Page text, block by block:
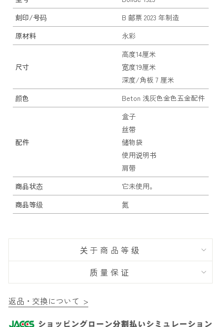
刻印/号码
B 邮票 2023 年制造
原材料
永彩
尺寸
高度14厘米
宽度19厘米
深度/角板 7 厘米
颜色
Beton 浅灰色金色五金配件
配件
盒子
丝带
储物袋
使用说明书
肩带
商品状态
它未使用。
商品等级
氮
关于商品等级
质量保证
返品・交換について >